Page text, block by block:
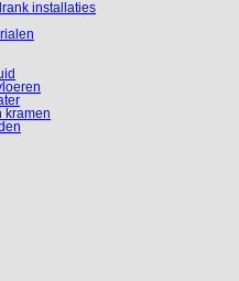
installaties
kramen